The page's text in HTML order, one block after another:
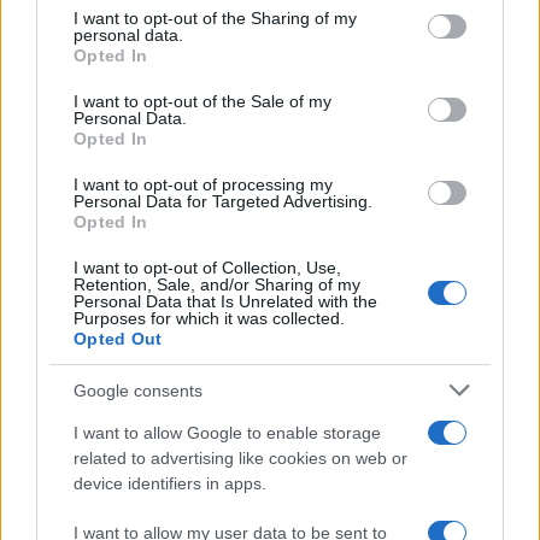
not limited to your visit or usage behaviour. You may click to
grant or deny consent to Google and its third-party tags to
use your data for below specified purposes in below Google
consent section.
I want to opt-out of the Sharing of my
personal data.
Opted In
I want to opt-out of the Sale of my
Personal Data.
Opted In
I want to opt-out of processing my
Personal Data for Targeted Advertising.
Opted In
I want to opt-out of Collection, Use,
Retention, Sale, and/or Sharing of my
Personal Data that Is Unrelated with the
Purposes for which it was collected.
Opted Out
Google consents
I want to allow Google to enable storage
related to advertising like cookies on web or
device identifiers in apps.
I want to allow my user data to be sent to
2000 /2000
Όροι Χρήσης . Το site προστατεύεται από reCAPTCHA, ισχύουν
Τοπικά Νέα
ΑΠΑΤΗ
ΔΙΑΡΡΗΚΤΕΣ